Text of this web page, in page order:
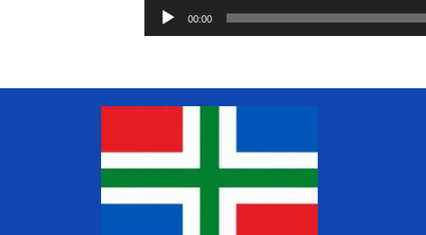
Audiospeler
00:00